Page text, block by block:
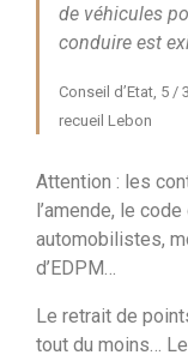
de véhicules
conduire est
Conseil d’Etat, 5 /
recueil Lebon
Attention : les
l’amende, le
automobilistes,
d’EDPM…
Le retrait de
tout du moins…